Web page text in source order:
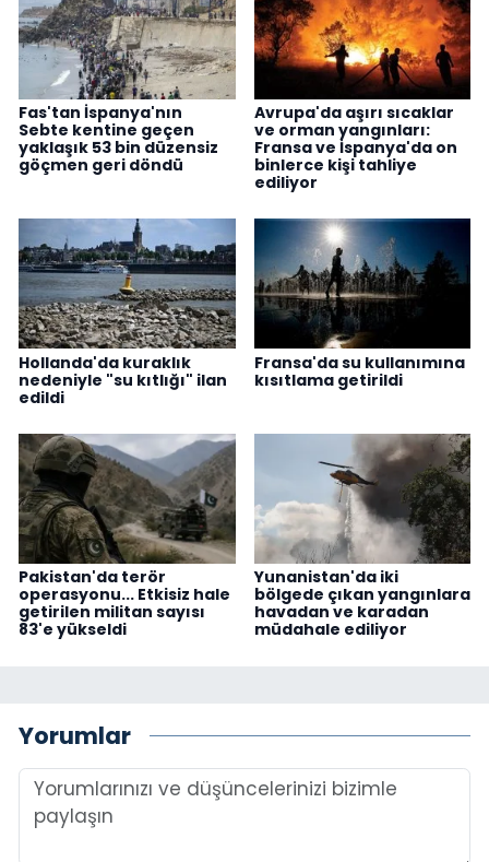
Fas'tan İspanya'nın
Sebte kentine geçen
yaklaşık 53 bin düzensiz
göçmen geri döndü
Avrupa'da aşırı sıcaklar
ve orman yangınları:
Fransa ve İspanya'da on
binlerce kişi tahliye
ediliyor
Hollanda'da kuraklık
nedeniyle "su kıtlığı" ilan
edildi
Fransa'da su kullanımına
kısıtlama getirildi
Pakistan'da terör
operasyonu... Etkisiz hale
getirilen militan sayısı
83'e yükseldi
Yunanistan'da iki
bölgede çıkan yangınlara
havadan ve karadan
müdahale ediliyor
Yorumlar